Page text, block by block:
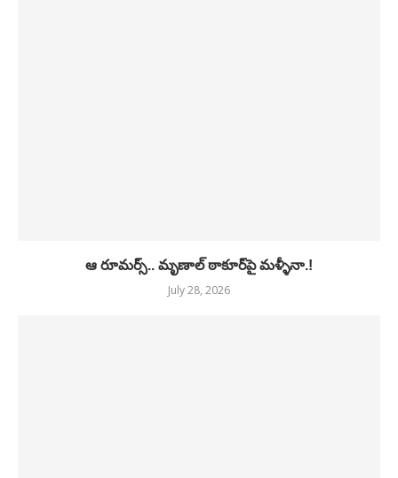
ఆ రూమర్స్.. మృణాల్ ఠాకూర్‌పై మళ్ళీనా.!
July 28, 2026